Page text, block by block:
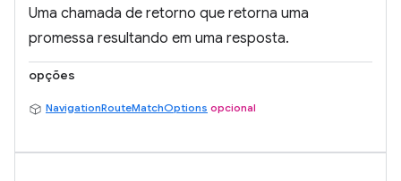
Uma chamada de retorno que retorna uma
promessa resultando em uma resposta.
opções
NavigationRouteMatchOptions opcional